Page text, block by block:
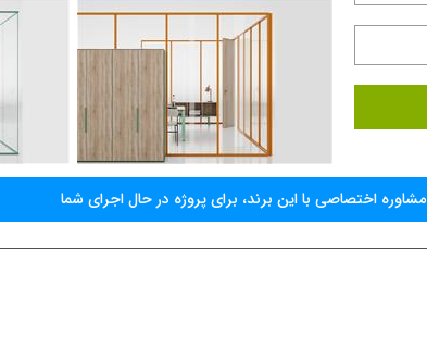
مشاوره اختصاصی با اين برند، برای پروژه در حال اجرای شما